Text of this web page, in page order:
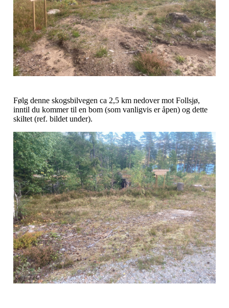
Følg denne skogsbilvegen ca 2,5 km nedover mot Follsjø,
inntil du kommer til en bom (som vanligvis er åpen) og dette
skiltet (ref. bildet under).